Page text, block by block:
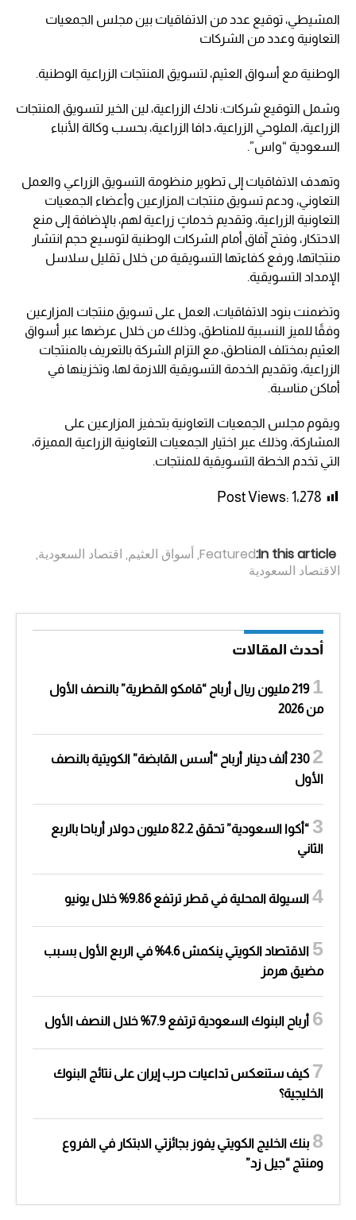
المشيطي، توقيع عدد من الاتفاقيات بين مجلس الجمعيات
التعاونية وعدد من الشركات
الوطنية مع أسواق العثيم، لتسويق المنتجات الزراعية الوطنية.
وشمل التوقيع شركات: نادك الزراعية، لين الخير لتسويق المنتجات
الزراعية، الملوحي الزراعية، دافا الزراعية، بحسب وكالة الأنباء
السعودية “واس”.
وتهدف الاتفاقيات إلى تطوير منظومة التسويق الزراعي والعمل
التعاوني، ودعم تسويق منتجات المزارعين وأعضاء الجمعيات
التعاونية الزراعية، وتقديم خدماتٍ زراعية لهم، بالإضافة إلى منع
الاحتكار، وفتح آفاق أمام الشركات الوطنية لتوسيع حجم انتشار
منتجاتها، ورفع كفاءتها التسويقية من خلال تقليل سلاسل
الإمداد التسويقية.
وتضمنت بنود الاتفاقيات، العمل على تسويق منتجات المزارعين
وفقًا للميز النسبية للمناطق، وذلك من خلال عرضها عبر أسواق
العثيم بمختلف المناطق، مع التزام الشركة بالتعريف بالمنتجات
الزراعية، وتقديم الخدمة التسويقية اللازمة لها، وتخزينها في
أماكن مناسبة.
ويقوم مجلس الجمعيات التعاونية بتحفيز المزارعين على
المشاركة، وذلك عبر اختيار الجمعيات التعاونية الزراعية المميزة،
التي تخدم الخطة التسويقية للمنتجات.
Post Views: 1٬278
In this article:
Featured
,أسواق العثيم, اقتصاد السعودية,
الاقتصاد السعودية
أحدث المقالات
219 مليون ريال أرباح “قامكو القطرية” بالنصف الأول
من 2026
230 ألف دينار أرباح “أسس القابضة” الكويتية بالنصف
الأول
“أكوا السعودية” تحقق 82.2 مليون دولار أرباحا بالربع
الثاني
السيولة المحلية في قطر ترتفع 9.86% خلال يونيو
الاقتصاد الكويتي ينكمش 4.6% في الربع الأول بسبب
مضيق هرمز
أرباح البنوك السعودية ترتفع 7.9% خلال النصف الأول
كيف ستنعكس تداعيات حرب إيران على نتائج البنوك
الخليجية؟
بنك الخليج الكويتي يفوز بجائزتي الابتكار في الفروع
ومنتج “جيل زد”